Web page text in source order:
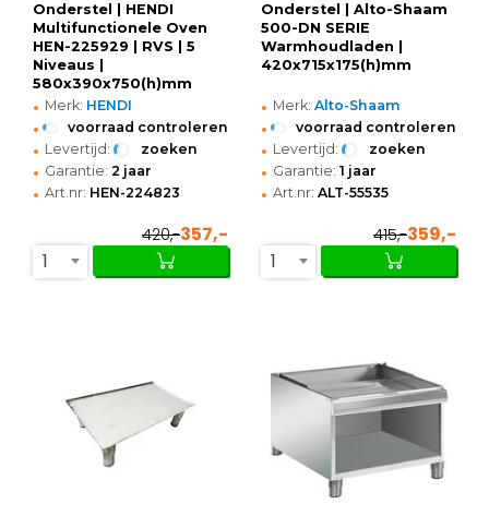
Onderstel | HENDI
Multifunctionele Oven
HEN-225929 | RVS | 5
Niveaus |
580x390x750(h)mm
• Merk: HENDI
• voorraad controleren
• Levertijd: zoeken
• Garantie: 2 jaar
• Art.nr: HEN-224823
420,-357,-
1
Onderstel | Alto-Shaam
500-DN SERIE
Warmhoudladen |
420x715x175(h)mm
• Merk: Alto-Shaam
• voorraad controleren
• Levertijd: zoeken
• Garantie: 1 jaar
• Art.nr: ALT-55535
415,-359,-
1